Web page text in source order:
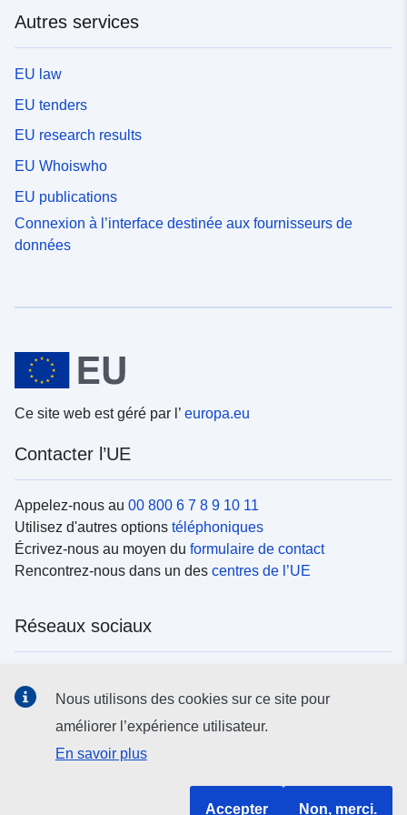
linéaires des servitudes de la catégorie EL7, à savoir les
voies publiques
Autres services
EU law
EU tenders
EU research results
EU Whoiswho
EU publications
Connexion à l’interface destinée aux fournisseurs de
données
Ce site web est géré par l’ europa.eu
Contacter l’UE
Appelez-nous au 00 800 6 7 8 9 10 11
Utilisez d'autres options téléphoniques
Écrivez-nous au moyen du formulaire de contact
Rencontrez-nous dans un des centres de l’UE
Réseaux sociaux
Institutions et organes de l’UE
Nous utilisons des cookies sur ce site pour
améliorer l’expérience utilisateur.
En savoir plus
Accepter Non, merci.